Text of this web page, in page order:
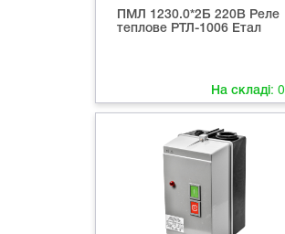
ПМЛ 1230.0*2Б 220В Реле
теплове РТЛ-1006 Етал
На складі: 0